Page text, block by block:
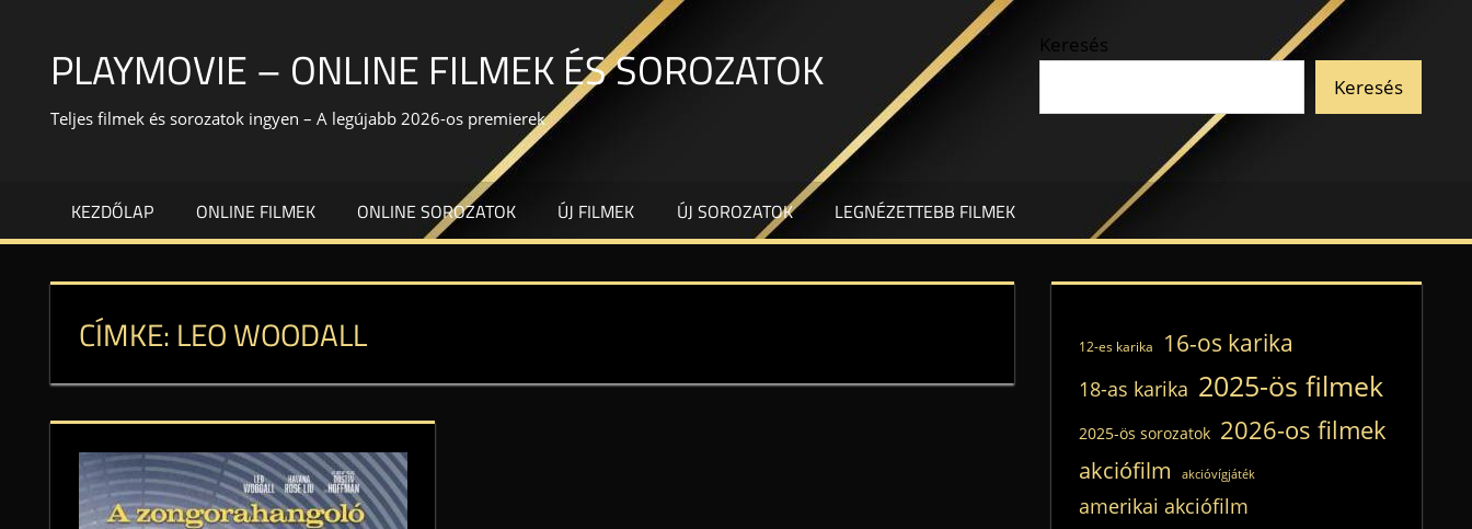
contentPLAYMOVIE – ONLINE FILMEK ÉS SOROZATOK
Teljes filmek és sorozatok ingyen – A legújabb 2026-os premierek
Keresés
Keresés
KEZDŐLAP ONLINE FILMEK ONLINE SOROZATOK ÚJ FILMEK ÚJ SOROZATOK LEGNÉZETTEBB FILMEK
CÍMKE: LEO WOODALL 12-es karika 16-os karika
18-as karika 2025-ös filmek
2025-ös sorozatok 2026-os filmek
akciófilm akcióvígjáték
amerikai akciófilm